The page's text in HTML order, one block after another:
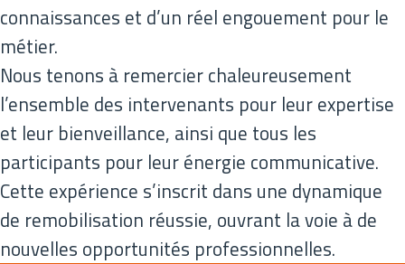
connaissances et d’un réel engouement pour le
métier.
Nous tenons à remercier chaleureusement
l’ensemble des intervenants pour leur expertise
et leur bienveillance, ainsi que tous les
participants pour leur énergie communicative.
Cette expérience s’inscrit dans une dynamique
de remobilisation réussie, ouvrant la voie à de
nouvelles opportunités professionnelles.